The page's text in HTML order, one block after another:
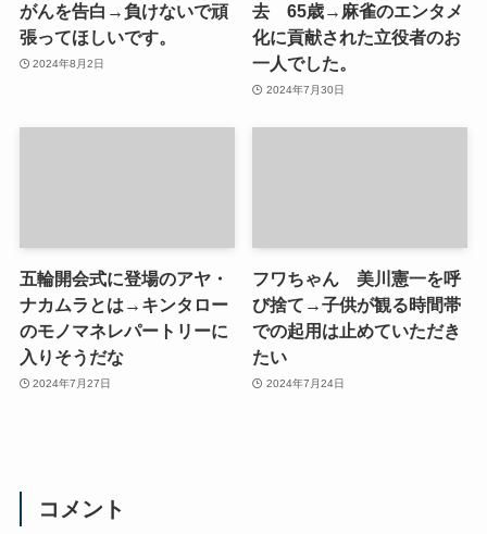
がんを告白→負けないで頑
張ってほしいです。
2024年8月2日
去 65歳→麻雀のエンタメ
化に貢献された立役者のお
一人でした。
2024年7月30日
五輪開会式に登場のアヤ・
ナカムラとは→キンタロー
のモノマネレパートリーに
入りそうだな
2024年7月27日
フワちゃん 美川憲一を呼
び捨て→子供が観る時間帯
での起用は止めていただき
たい
2024年7月24日
コメント